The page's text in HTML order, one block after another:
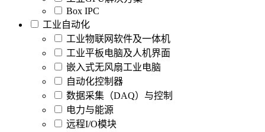
Box IPC
工业自动化
工业物联网软件及一体机
工业平板电脑及人机界面
嵌入式无风扇工业电脑
自动化控制器
数据采集（DAQ）与控制
电力与能源
远程I/O模块